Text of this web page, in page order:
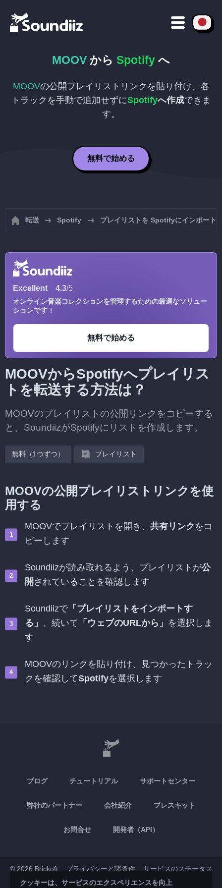
MOOV から Spotify へ
MOOVの公開プレイリストリンクを貼り付け、各
トラックを手動で追加せずにSpotifyへ作成できま
す。
無料で始める
転送 Spotify プレイリストを Spotifyにインポート
Excellent 4.3/5
オンライン音楽コレクションを管理するための最適なソリュー
ションです！
無料で始める
MOOVからSpotifyへプレイリス
トを転送する方法は？
MOOVのプレイリストの公開リンクをコピーする
と、SoundiizがSpotifyにリストを作成します。
無料（1つずつ） プレイリスト
MOOVの公開プレイリストリンクを使
用する
MOOVでプレイリストを開き、 共有リンク をコ
ピーします
Soundiizが読み取れるよう、プレイリストが公
開 されていることを確認します
Soundiizで「プレイリストをインポートす
る」 、続いて 「ウェブのURLから」 を選択しま
す
MOOVのリンクを貼り付け、見つかったトラッ
クを確認してSpotifyを選択します
ブログ チュートリアル サポートセンター
弊社のパートナー 会社紹介 プレスキット
お問合せ 開発者（API）
© 2026 Brickoft プライバシーと諸条件
サービスのステータス
クッキーは、サービスのエクスペリエンスを向上